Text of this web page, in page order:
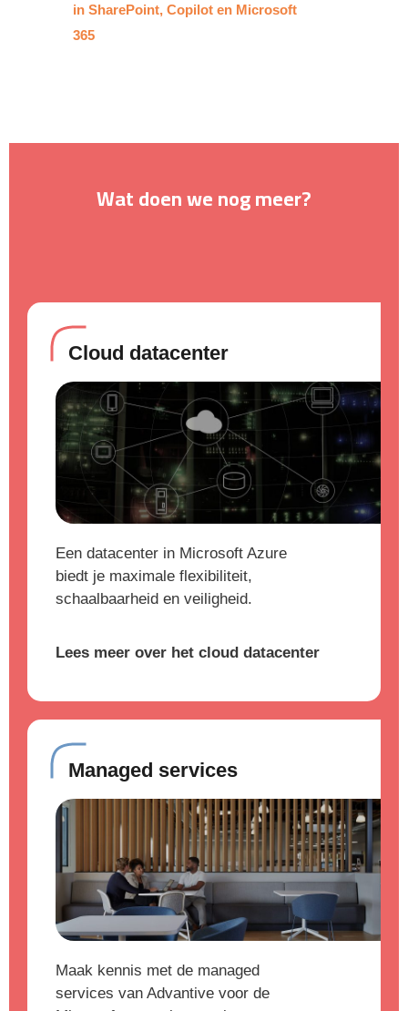
in SharePoint, Copilot en Microsoft
365
Wat doen we nog meer?
Cloud datacenter
Een datacenter in Microsoft Azure
biedt je maximale flexibiliteit,
schaalbaarheid en veiligheid.
Lees meer over het cloud datacenter
Managed services
Maak kennis met de managed
services van Advantive voor de